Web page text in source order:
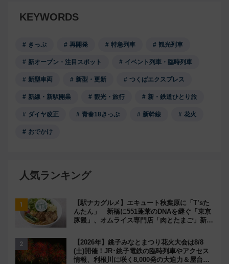
KEYWORDS
きっぷ 再開発 特急列車 観光列車
新オープン・注目スポット イベント列車・臨時列車
新型車両 新型・更新 つくばエクスプレス
新線・新駅開業 観光・旅行 新・鉄道ひとり旅
ダイヤ改正 青春18きっぷ 新幹線 花火
おでかけ
人気ランキング
【駅ナカグルメ】エキュート秋葉原に「T’sた
んたん」 新橋に551蓬莱のDNAを継ぐ「東京
豚饅」、オムライス専門店「肉とたまご」新グ
【2026年】銚子みなとまつり花火大会は8/8
(土)開催！JR･銚子電鉄の臨時列車やアクセス
情報、利根川に咲く8,000発の大迫力＆屋台を